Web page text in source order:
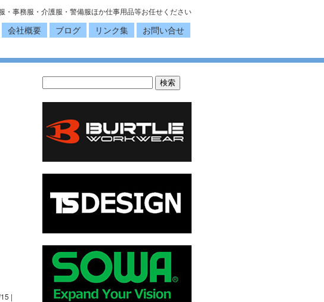
事務服・介護服・警備服ほか仕事用品等お任せください
会社概要 ブログ リンク集 お問い合せ
|